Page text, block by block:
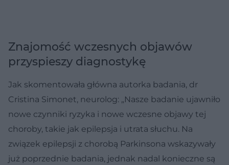
Znajomość wczesnych objawów
przyspieszy diagnostykę
Jak skomentowała główna autorka badania, dr
Cristina Simonet, neurolog: „Nasze badanie ujawniło
nowe czynniki ryzyka i nowe wczesne objawy tej
choroby, takie jak epilepsja i utrata słuchu. Na
związek epilepsji z chorobą Parkinsona wskazywały
już poprzednie badania, jednak nadal konieczne są